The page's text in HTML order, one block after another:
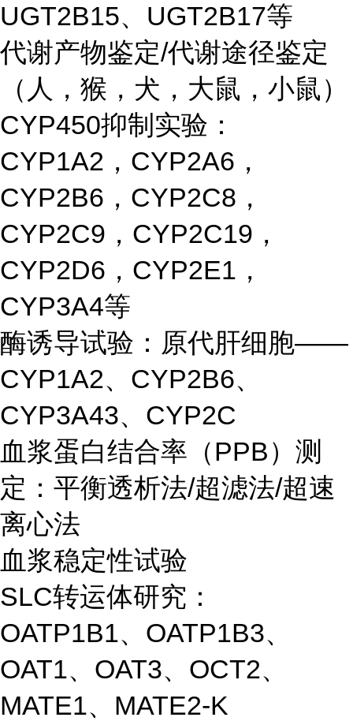
UGT2B15、UGT2B17等
代谢产物鉴定/代谢途径鉴定
（人，猴，犬，大鼠，小鼠）
CYP450抑制实验：
CYP1A2，CYP2A6，
CYP2B6，CYP2C8，
CYP2C9，CYP2C19，
CYP2D6，CYP2E1，
CYP3A4等
酶诱导试验：原代肝细胞——
CYP1A2、CYP2B6、
CYP3A43、CYP2C
血浆蛋白结合率（PPB）测
定：平衡透析法/超滤法/超速
离心法
血浆稳定性试验
SLC转运体研究：
OATP1B1、OATP1B3、
OAT1、OAT3、OCT2、
MATE1、MATE2-K